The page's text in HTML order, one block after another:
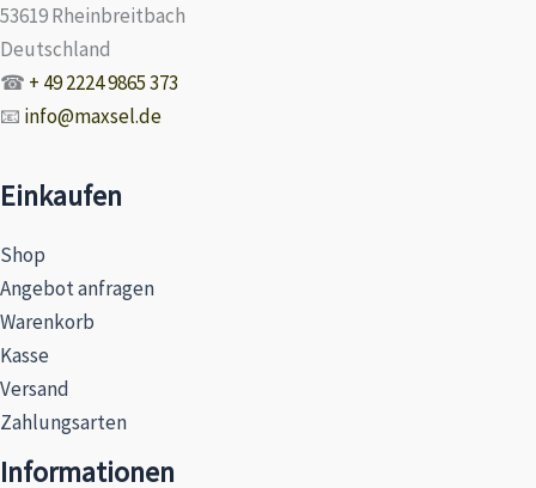
53619 Rheinbreitbach
Deutschland
☎ + 49 2224 9865 373
📧 info@maxsel.de
Einkaufen
Shop
Angebot anfragen
Warenkorb
Kasse
Versand
Zahlungsarten
Informationen